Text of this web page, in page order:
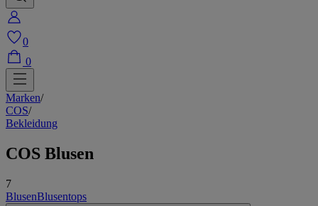
0
0
Marken/
COS/
Bekleidung
COS Blusen
7
BlusenBlusentops